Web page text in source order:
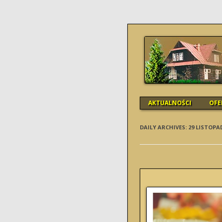
AKTUALNOŚCI
DAILY ARCHIVES: 29